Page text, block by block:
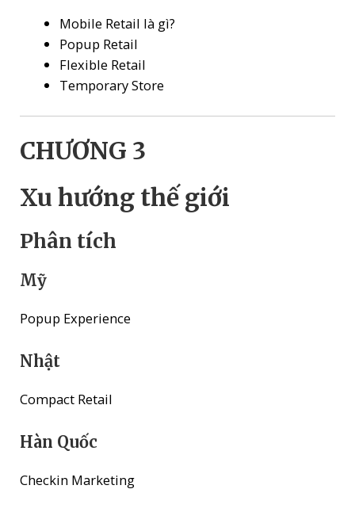
Mobile Retail là gì?
Popup Retail
Flexible Retail
Temporary Store
CHƯƠNG 3
Xu hướng thế giới
Phân tích
Mỹ
Popup Experience
Nhật
Compact Retail
Hàn Quốc
Checkin Marketing